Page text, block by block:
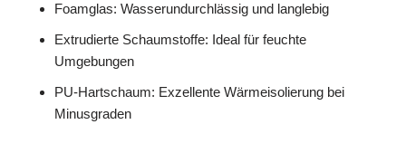
Foamglas: Wasserundurchlässig und langlebig
Extrudierte Schaumstoffe: Ideal für feuchte
Umgebungen
PU-Hartschaum: Exzellente Wärmeisolierung bei
Minusgraden